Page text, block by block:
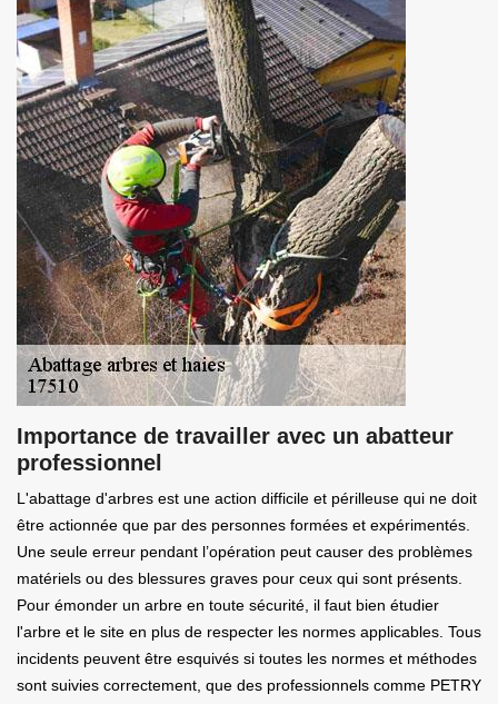
Importance de travailler avec un abatteur
professionnel
L'abattage d'arbres est une action difficile et périlleuse qui ne doit
être actionnée que par des personnes formées et expérimentés.
Une seule erreur pendant l’opération peut causer des problèmes
matériels ou des blessures graves pour ceux qui sont présents.
Pour émonder un arbre en toute sécurité, il faut bien étudier
l'arbre et le site en plus de respecter les normes applicables. Tous
incidents peuvent être esquivés si toutes les normes et méthodes
sont suivies correctement, que des professionnels comme PETRY